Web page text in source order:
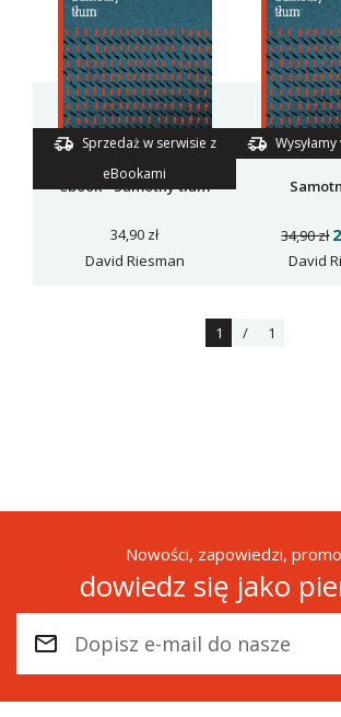
Sprzedaż w serwisie z
eBookami
ebook - Samotny tłum
34,90 zł
David Riesman
34,90 zł
David
1 / 1
Nowości, zapowiedzi,
dowiedz się jako